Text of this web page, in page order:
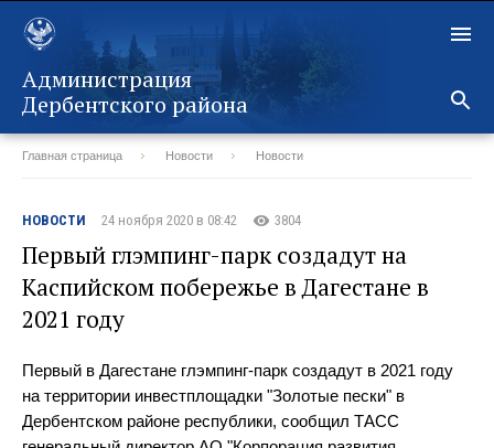
Администрация
Дербентского района
Главная страница Новости Новости
НОВОСТИ 24 ноября 2020 в 08:42 3804
Первый глэмпинг-парк создадут на
Каспийском побережье в Дагестане в
2021 году
Первый в Дагестане глэмпинг-парк создадут в 2021 году
на территории инвестплощадки "Золотые пески" в
Дербентском районе республики, сообщил ТАСС